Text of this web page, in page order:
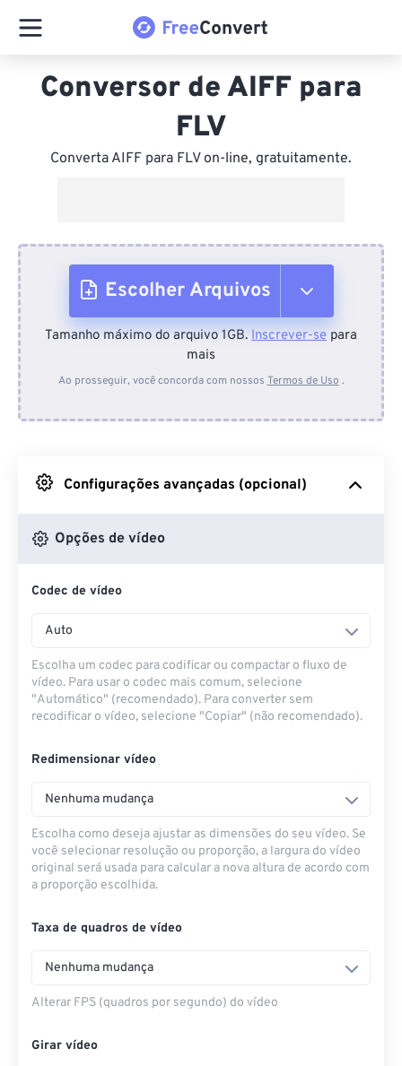
Conversor de AIFF para
FLV
Converta AIFF para FLV on-line, gratuitamente.
Escolher Arquivos
Do dispositivo
Do Google Drive
Do OneDrive
Tamanho máximo do arquivo 1GB. Inscrever-se para
mais
Ao prosseguir, você concorda com nossos Termos de Uso .
Configurações avançadas (opcional)
Opções de vídeo
Codec de vídeo
Auto
Escolha um codec para codificar ou compactar o fluxo de
vídeo. Para usar o codec mais comum, selecione
"Automático" (recomendado). Para converter sem
recodificar o vídeo, selecione "Copiar" (não recomendado).
Redimensionar vídeo
Nenhuma mudança
Escolha como deseja ajustar as dimensões do seu vídeo. Se
você selecionar resolução ou proporção, a largura do vídeo
original será usada para calcular a nova altura de acordo com
a proporção escolhida.
Taxa de quadros de vídeo
Nenhuma mudança
Alterar FPS (quadros por segundo) do vídeo
Girar vídeo